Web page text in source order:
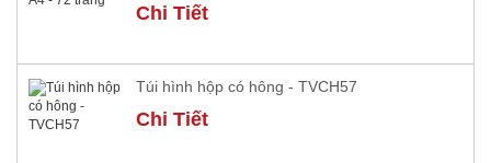
Chi Tiết
Túi hình hộp có hông - TVCH57
Chi Tiết